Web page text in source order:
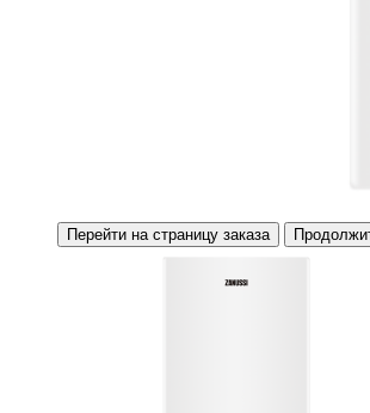
Перейти на страницу заказа